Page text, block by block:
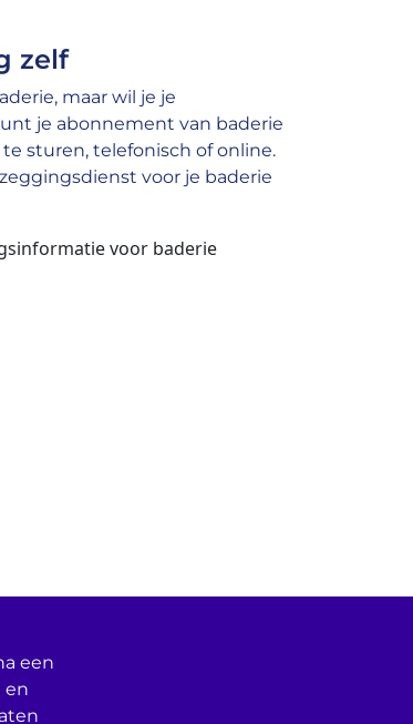
zelf
maar wil je je
je abonnement van baderie
sturen, telefonisch of online.
voor je baderie
voor baderie
een
en